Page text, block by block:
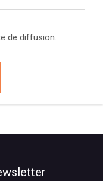
de diffusion.